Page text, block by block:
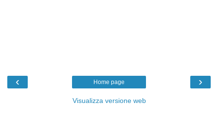
‹ ›
Home page
Visualizza versione web